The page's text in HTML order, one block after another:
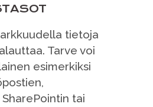
tietoja
Tarve voi
esimerkiksi
tai